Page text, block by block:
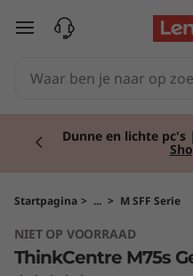
T
C
e
Ga naar de hoofdinhoud
Back to school!
schooljaar in met de
Startpagina > ... > M SFF Serie
NIET OP VOORRAAD
ThinkCentre M75s